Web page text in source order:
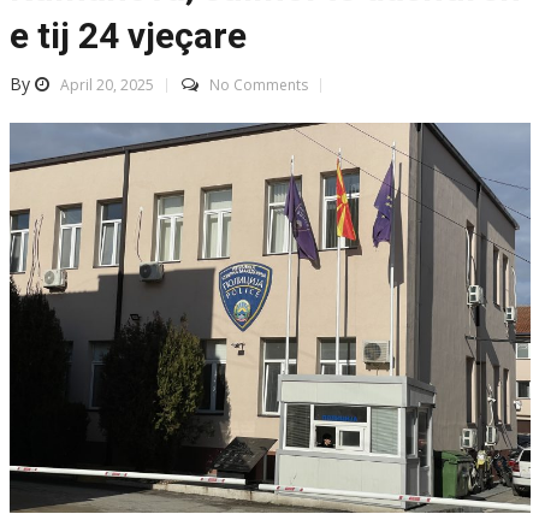
e tij 24 vjeçare
By April 20, 2025 No Comments